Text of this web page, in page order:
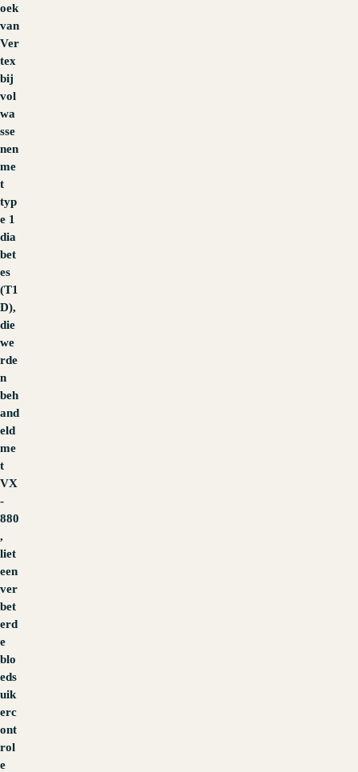
oek
van
Ver
tex
bij
vol
wa
sse
nen
me
t
typ
e 1
dia
bet
es
(T1
D),
die
we
rde
n
beh
and
eld
me
t
VX
-
880
,
liet
een
ver
bet
erd
e
blo
eds
uik
erc
ont
rol
e